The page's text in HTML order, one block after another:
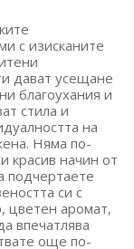
с изисканите
дават усещане
благоухания и
стила и
на
Няма по-
красив начин от
подчертаете
си с
цветен аромат,
впечатлява
още по-